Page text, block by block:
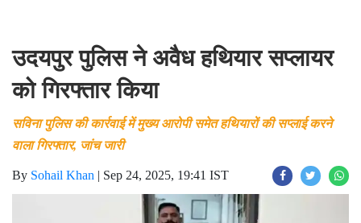
उदयपुर पुलिस ने अवैध हथियार सप्लायर
को गिरफ्तार किया
सविना पुलिस की कार्रवाई में मुख्य आरोपी समेत हथियारों की सप्लाई करने
वाला गिरफ्तार, जांच जारी
By Sohail Khan | Sep 24, 2025, 19:41 IST